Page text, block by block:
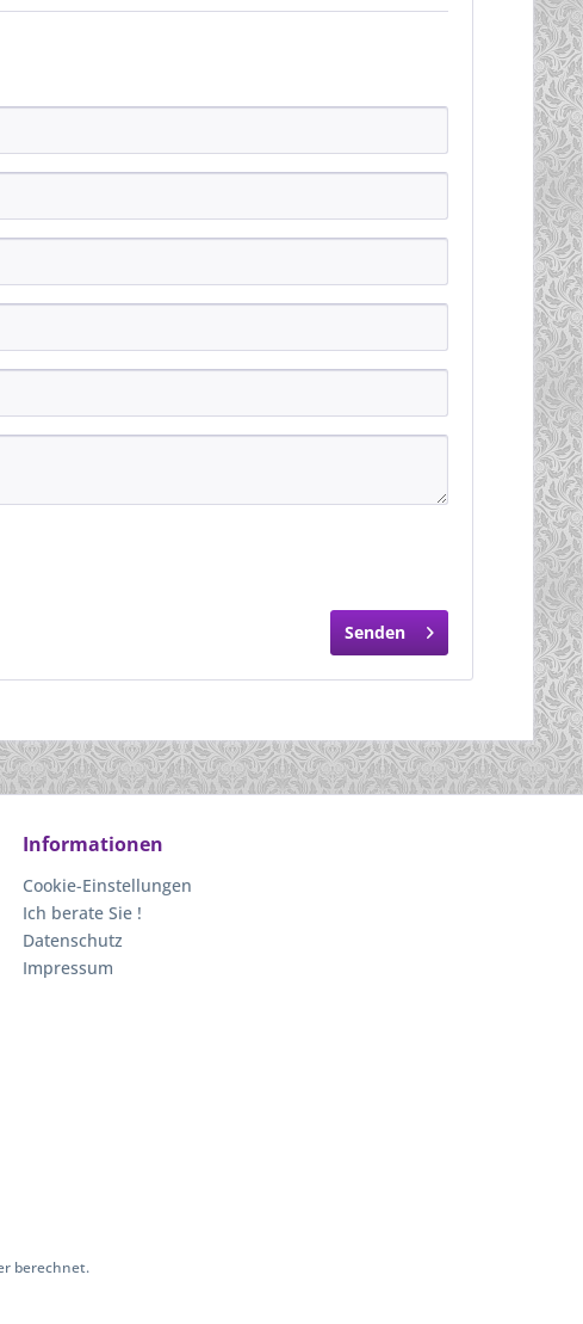
Senden
Informationen
Cookie-Einstellungen
Ich berate Sie !
Datenschutz
Impressum
berechnet.